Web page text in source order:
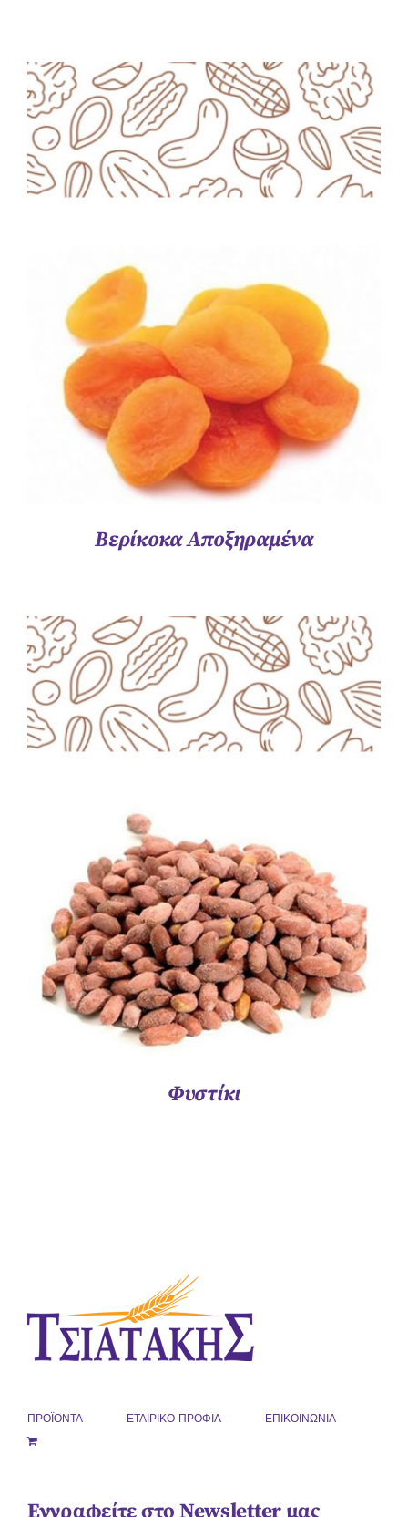
ΛΕΠΤΟΜΈΡΕΙΕΣ
Βερίκοκα Αποξηραμένα
ΛΕΠΤΟΜΈΡΕΙΕΣ
Φυστίκι
ΠΡΟΪΟΝΤΑ ΕΤΑΙΡΙΚΟ ΠΡΟΦΙΛ ΕΠΙΚΟΙΝΩΝΙΑ